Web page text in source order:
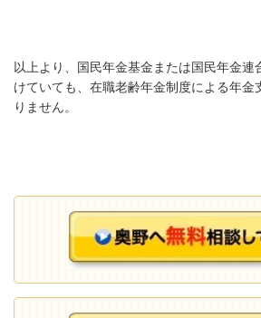
以上より、国民年金基金または国民年金連
けていても、在職老齢年金制度による年金
りません。